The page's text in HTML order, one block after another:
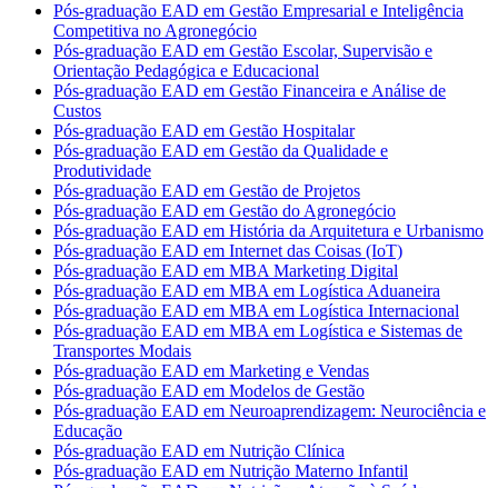
Pós-graduação EAD em Gestão Empresarial e Inteligência
Competitiva no Agronegócio
Pós-graduação EAD em Gestão Escolar, Supervisão e
Orientação Pedagógica e Educacional
Pós-graduação EAD em Gestão Financeira e Análise de
Custos
Pós-graduação EAD em Gestão Hospitalar
Pós-graduação EAD em Gestão da Qualidade e
Produtividade
Pós-graduação EAD em Gestão de Projetos
Pós-graduação EAD em Gestão do Agronegócio
Pós-graduação EAD em História da Arquitetura e Urbanismo
Pós-graduação EAD em Internet das Coisas (IoT)
Pós-graduação EAD em MBA Marketing Digital
Pós-graduação EAD em MBA em Logística Aduaneira
Pós-graduação EAD em MBA em Logística Internacional
Pós-graduação EAD em MBA em Logística e Sistemas de
Transportes Modais
Pós-graduação EAD em Marketing e Vendas
Pós-graduação EAD em Modelos de Gestão
Pós-graduação EAD em Neuroaprendizagem: Neurociência e
Educação
Pós-graduação EAD em Nutrição Clínica
Pós-graduação EAD em Nutrição Materno Infantil